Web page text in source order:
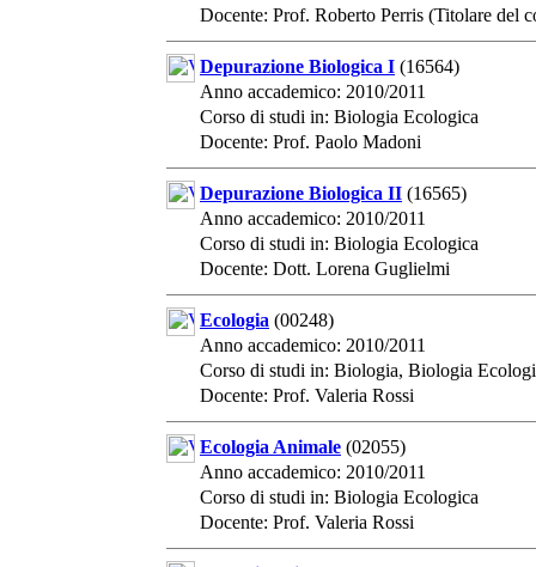
Docente: Prof. Roberto Perris (Titolare del
Depurazione Biologica I (16564)
Anno accademico: 2010/2011
Corso di studi in: Biologia Ecologica
Docente: Prof. Paolo Madoni
Depurazione Biologica II (16565)
Anno accademico: 2010/2011
Corso di studi in: Biologia Ecologica
Docente: Dott. Lorena Guglielmi
Ecologia (00248)
Anno accademico: 2010/2011
Corso di studi in: Biologia, Biologia
Docente: Prof. Valeria Rossi
Ecologia Animale (02055)
Anno accademico: 2010/2011
Corso di studi in: Biologia Ecologica
Docente: Prof. Valeria Rossi